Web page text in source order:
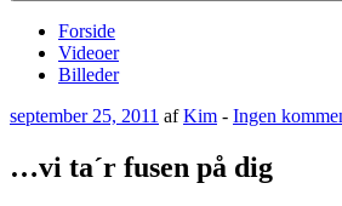
Forside
Videoer
Billeder
Udgivet
september 25, 2011 afKim - Ingen
…vi ta´r fusen på dig